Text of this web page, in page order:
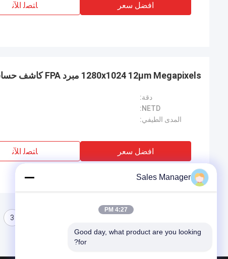
افضل سعر ﺎﺘﺼﻟ ﺍﻶﻧ
1280x1024 12μm Megapixels مبرد FPA كاشف حساسية عالية
دقة:
NETD:
المدى الطيفي:
افضل سعر ﺎﺘﺼﻟ ﺍﻶﻧ
3
Sales Manager
4:27 PM
Good day, what product are you looking
for?